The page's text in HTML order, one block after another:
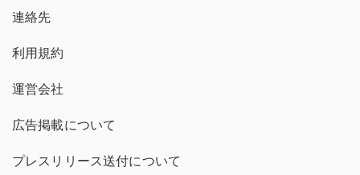
連絡先
利用規約
運営会社
広告掲載について
プレスリリース送付について